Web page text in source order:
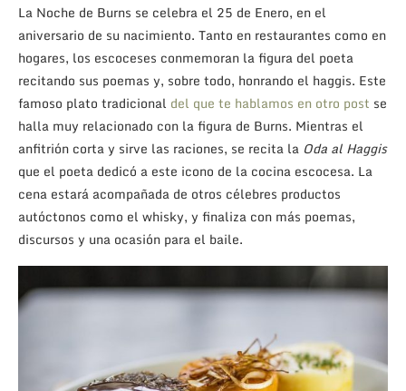
La Noche de Burns se celebra el 25 de Enero, en el
aniversario de su nacimiento. Tanto en restaurantes como en
hogares, los escoceses conmemoran la figura del poeta
recitando sus poemas y, sobre todo, honrando el haggis. Este
famoso plato tradicional del que te hablamos en otro post se
halla muy relacionado con la figura de Burns. Mientras el
anfitrión corta y sirve las raciones, se recita la Oda al Haggis
que el poeta dedicó a este icono de la cocina escocesa. La
cena estará acompañada de otros célebres productos
autóctonos como el whisky, y finaliza con más poemas,
discursos y una ocasión para el baile.